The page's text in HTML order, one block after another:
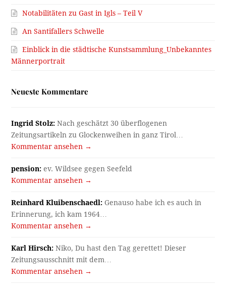
Notabilitäten zu Gast in Igls – Teil V
An Santifallers Schwelle
Einblick in die städtische Kunstsammlung_Unbekanntes
Männerportrait
Neueste Kommentare
Ingrid Stolz: Nach geschätzt 30 überflogenen
Zeitungsartikeln zu Glockenweihen in ganz Tirol…
Kommentar ansehen →
pension: ev. Wildsee gegen Seefeld
Kommentar ansehen →
Reinhard Kluibenschaedl: Genauso habe ich es auch in
Erinnerung, ich kam 1964…
Kommentar ansehen →
Karl Hirsch: Niko, Du hast den Tag gerettet! Dieser
Zeitungsausschnitt mit dem…
Kommentar ansehen →